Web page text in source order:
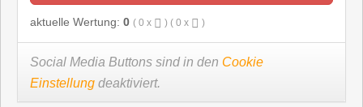
aktuelle Wertung: 0 ( 0 x ) ( 0 x )
Social Media Buttons sind in den Cookie
Einstellung deaktiviert.